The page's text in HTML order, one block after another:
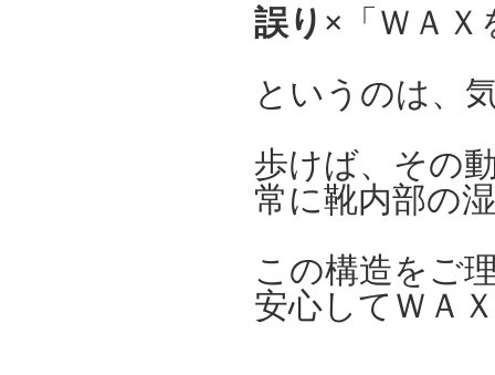
誤り× 「ＷＡ
というのは、
歩けば、その
常に靴内部の
この構造をご
安心してＷＡ